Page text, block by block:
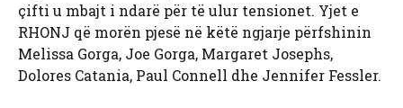
çifti u mbajt i ndarë për të ulur tensionet. Yjet e
RHONJ që morën pjesë në këtë ngjarje përfshinin
Melissa Gorga, Joe Gorga, Margaret Josephs,
Dolores Catania, Paul Connell dhe Jennifer Fessler.